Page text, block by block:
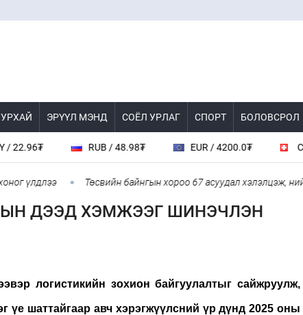
ЭРҮҮЛ МЭНД СОЁЛ УРЛАГ СПОРТ БОЛОВСРОЛ
RUB / 48.98₮ EUR / 4200.0₮ CHF /
Төсвийн байнгын хороо 67 асуудал хэлэлцэж,
ДЭЭД ХЭМЖЭЭГ ШИНЭЧЛЭН
логистикийн зохион байгуулалтыг сайжруулж,
үе шаттайгаар авч хэрэгжүүлсний үр дүнд 2025 оны